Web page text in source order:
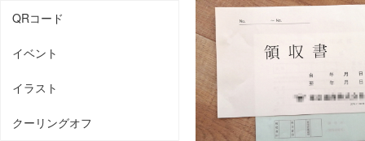
QRコード
イベント
イラスト
クーリングオフ